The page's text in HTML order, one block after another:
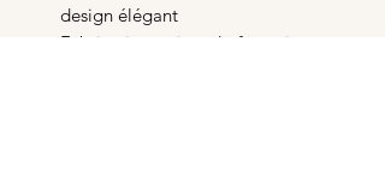
design élégant
Fabrication artisanale française